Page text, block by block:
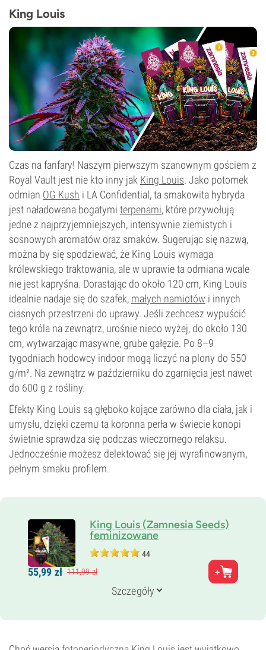
King Louis
Czas na fanfary! Naszym pierwszym szanownym gościem z
Royal Vault jest nie kto inny jak King Louis. Jako potomek
odmian OG Kush i LA Confidential, ta smakowita hybryda
jest naładowana bogatymi terpenami, które przywołują
jedne z najprzyjemniejszych, intensywnie ziemistych i
sosnowych aromatów oraz smaków. Sugerując się nazwą,
można by się spodziewać, że King Louis wymaga
królewskiego traktowania, ale w uprawie ta odmiana wcale
nie jest kapryśna. Dorastając do około 120 cm, King Louis
idealnie nadaje się do szafek, małych namiotów i innych
ciasnych przestrzeni do uprawy. Jeśli zechcesz wypuścić
tego króla na zewnątrz, urośnie nieco wyżej, do około 130
cm, wytwarzając masywne, grube gałęzie. Po 8–9
tygodniach hodowcy indoor mogą liczyć na plony do 550
g/m². Na zewnątrz w październiku do zgarnięcia jest nawet
do 600 g z rośliny.
Efekty King Louis są głęboko kojące zarówno dla ciała, jak i
umysłu, dzięki czemu ta koronna perła w świecie konopi
świetnie sprawdza się podczas wieczornego relaksu.
Jednocześnie możesz delektować się jej wyrafinowanym,
pełnym smaku profilem.
King Louis (Zamnesia Seeds)
feminizowane
44
Rodzice
OG Kush x LA Confidential
25% Sativa
8–9 tygodni
24%
55,99 zł 111,99zł
Szczegóły